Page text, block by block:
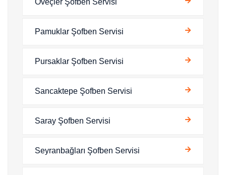
Pamuklar Şofben Servisi
Pursaklar Şofben Servisi
Sancaktepe Şofben Servisi
Saray Şofben Servisi
Seyranbağları Şofben Servisi